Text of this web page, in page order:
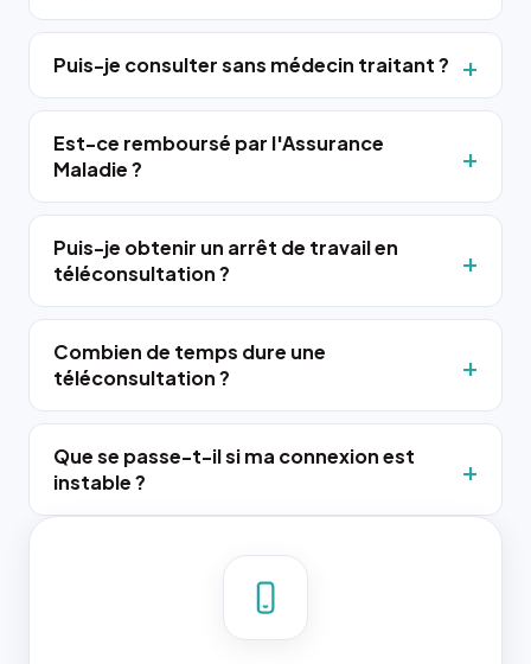
Puis-je consulter sans médecin traitant ?
Est-ce remboursé par l'Assurance
Maladie ?
Puis-je obtenir un arrêt de travail en
téléconsultation ?
Combien de temps dure une
téléconsultation ?
Que se passe-t-il si ma connexion est
instable ?